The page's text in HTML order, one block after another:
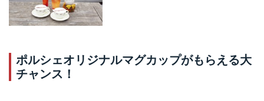
ポルシェオリジナルマグカップがもらえる大
チャンス！